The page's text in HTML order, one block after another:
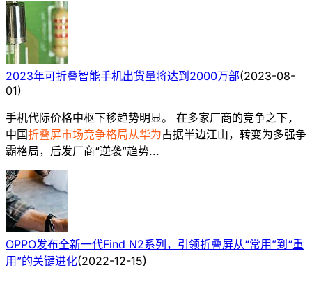
2023年可折叠智能手机出货量将达到2000万部(2023-08-
01)
手机代际价格中枢下移趋势明显。 在多家厂商的竞争之下，
中国折叠屏市场竞争格局从华为占据半边江山，转变为多强争
霸格局，后发厂商“逆袭”趋势...
OPPO发布全新一代Find N2系列，引领折叠屏从“常用”到“重
用”的关键进化(2022-12-15)